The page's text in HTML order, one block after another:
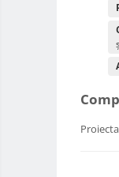
Carcase de tip
Huse de ploaie
Microfoane /